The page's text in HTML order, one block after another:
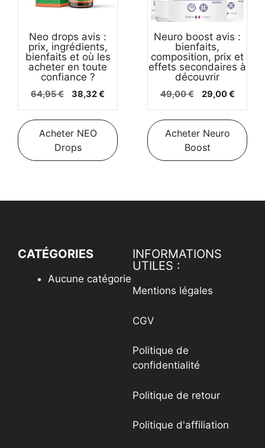
Neo drops avis :
prix, ingrédients,
bienfaits et où les
acheter en toute
confiance ?
64,95€
Le
initial
était :
64,95 €.
38,32€
actuel
est :
38,32 €.
Acheter NEO
Drops
Neuro boost avis :
bienfaits,
composition, prix et
effets secondaires à
découvrir
49,00€
Le
initial
était :
49,00 €.
29,00€Le
actuel
est :
29,00
Acheter Neuro
Boost
CATÉGORIES
Aucune catégorie
INFORMATIONS
UTILES :
Mentions légales
CGV
Politique de
confidentialité
Politique de retour
Politique d'affiliation